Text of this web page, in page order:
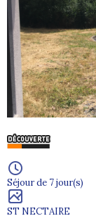
Séjour de 7 jour(s)
ST NECTAIRE